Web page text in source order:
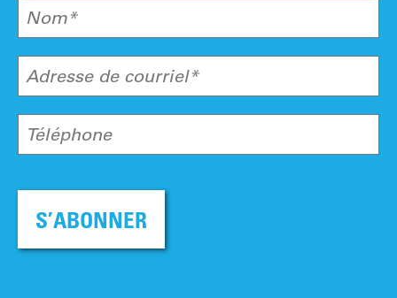
Nom*
Adresse de courriel*
Téléphone
S’ABONNER